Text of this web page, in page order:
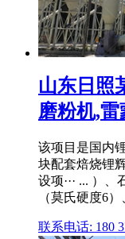
山东日照
磨粉机,雷
该项目是国内
块配套焙烧锂
设项··· ... ）
（莫氏硬度6
联系电话: 180